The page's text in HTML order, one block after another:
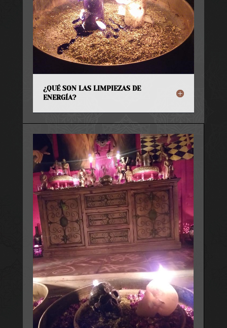
¿QUÉ SON LAS LIMPIEZAS DE
ENERGÍA?